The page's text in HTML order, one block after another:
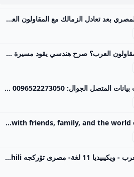
ترتيب الدوري المصري بعد تعادل الزمالك مع المقاولون العرب إرم نيوز خسر الزمالك أول نقطتين في مشواره ببطولة الدوري المصري هذا الموسم بعد أن تعادل مع ضيفه المقاولون العرب دون أهداف مساء اليوم السبت في الجولة الثانية. لا يمكنه السيطرة على الكرة.. فيديو كارثي لمستوى لامين يامال مع برشلونة (شاهد)‎ مودريتش جزائري كرواتي.. من هو لوفرو شلفي الذي خطفه برشلونة؟ سليمان الهتلان يشعل سباق رئاسة الهلال السعودي أول تعليق من حمد المالك بعد رحيل فهد بن نافل عن الهلال من نحنتواصل معناأعلن معناسياسة الخصوصيةشروط الإستخدام جميع الحقوق محفوظة © 2024 شركة إرم ميديا - Erem Media FZ LLC
من هم ملاك المقاولون العرب؟ صرح هندسي يقود مسيرة التنمية والتطوير منذ انطلاقتها عام 1955 على يد المهندس عثمان أحمد عثمان، فرضت شركة المقاولون العرب نفسها كإحدى كبرى شركات المقاولات في الشرق الأوسط وأفريقيا، مسجلةً بصماتٍ بارزة في مشروعاتٍ ضخمة أعادت رسم ملامح البنية التحتية وأسهمت في النهضة العمرانية على المستويين المحلي والدولي.
مقاولات الكويت بيانات المتصل الجوال: 0096522273050 البريد الإلكتروني:
- YouTube Enjoy the videos and music you love, upload original content, and share it all with friends, family, and the world on YouTube.
ملعب المقاولون العرب - ويكيبيديا 11 لغة- مصرى تۆرکجه Deutsch English Español Français Italiano Nederlands Polski Kiswahili اردو عدل الوصلاتعدل